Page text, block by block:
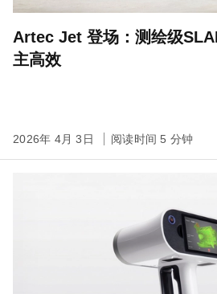
Artec Jet 登场：测绘级
主高效
2026年 4月 3日 阅读时间 5 分钟